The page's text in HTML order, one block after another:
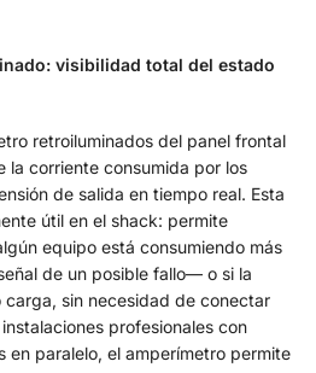
visibilidad total del estado
retroiluminados del panel frontal
la corriente consumida por los
de salida en tiempo real. Esta
útil en el shack: permite
equipo está consumiendo más
de un posible fallo— o si la
sin necesidad de conectar
profesionales con
en paralelo, el amperímetro permite